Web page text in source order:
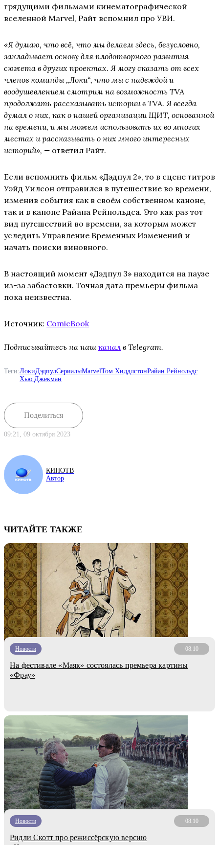
грядущими фильмами кинематографической
вселенной Marvel, Райт вспомнил про УВИ.
«Я думаю, что всё, что мы делаем здесь, безусловно,
закладывает основу для плодотворного развития
сюжета в других проектах. Я могу сказать от всех
членов команды „Локи“, что мы с надеждой и
воодушевлением смотрим на возможность TVA
продолжать рассказывать истории в TVA. Я всегда
думал о них, как о нашей организации ЩИТ, основанной
на времени, и мы можем использовать их во многих
местах и рассказывать о них много интересных
историй», — ответил Райт.
Если вспомнить фильм «Дэдпул 2», то в сцене титров
Уэйд Уилсон отправился в путешествие во времени,
изменив события как в своём собственном каноне,
так и в каноне Райана Рейнольдса. Это как раз тот
вид путешествий во времени, за которым может
уследить Управление Временных Изменений и
начать поиски виновного.
В настоящий момент «Дэдпул 3» находится на паузе
из-за забастовки. Точная дата премьеры фильма
пока неизвестна.
Источник: ComicBook
Подписывайтесь на наш канал в Telegram.
Теги:ЛокиДэдпулСериалыMarvelТом ХиддлстонРайан Рейнольдс
Хью Джекман
Поделиться
09:21, 09 октября 2023
КИНОТВ
Автор
ЧИТАЙТЕ ТАКЖЕ
Новости 08.10
На фестивале «Маяк» состоялась премьера картины
«Фрау»
Новости 08.10
Ридли Скотт про режиссёрскую версию